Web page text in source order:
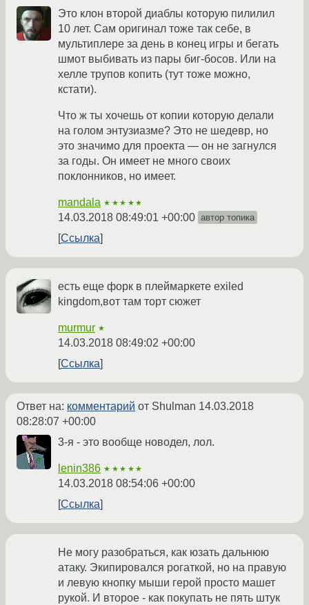
Это клон второй диаблы которую пилилил
10 лет. Сам оригинал тоже так себе, в
мультиплере за день в конец игры и бегать
шмот выбивать из пары биг-босов. Или на
хелле трупов копить (тут тоже можно,
кстати).
Что ж ты хочешь от копии которую делали
на голом энтузиазме? Это не шедевр, но
это значимо для проекта — он не загнулся
за годы. Он имеет не много своих
поклонников, но имеет.
mandala ★★★★★
14.03.2018 08:49:01 +00:00 автор топика
Ссылка
есть еще форк в плеймаркете exiled
kingdom,вот там торт сюжет
murmur ★
14.03.2018 08:49:02 +00:00
Ссылка
Ответ на: комментарий от Shulman 14.03.2018
08:28:07 +00:00
3-я - это вообще новодел, лол.
lenin386 ★★★★★
14.03.2018 08:54:06 +00:00
Ссылка
Не могу разобраться, как юзать дальнюю
атаку. Экипировался рогаткой, но на правую
и левую кнопку мыши герой просто машет
рукой. И второе - как покупать не пять штук